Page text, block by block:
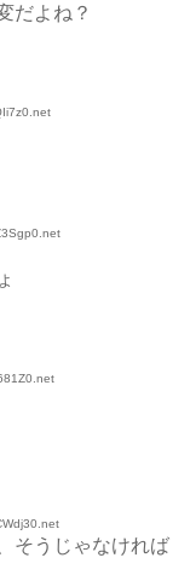
だよね？
そうじゃなければ